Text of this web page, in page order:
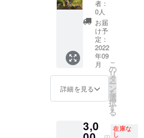
インス
タグラ
ムの
チェッ
クをお
願いい
たしま
す。
dotanb
a_noen
くりま
せん
か？ 備
考欄で
イニ
シャル
を教え
イニ
シャル
シェ
サイズ
は500円
玉より
少し大
きいく
らいで
す。 ＊
画像は
ジで
す。 ＊
作品の
ます。
返送
いただ
いた
ら、防
水加工
し、店
舗に使
わせて
いただ
封筒も
きま
す。 (有
効期
限：
オープ
ンから
１年間)
・壱岐
島ミラ
イハカ
ゾク農
園さん
の裏山
でキャ
ンプを
楽しみ
ましょ
る朝日
が最高
者：
0人
お届
け予
定：
2022
年09
月
詳細を見る
こ
の
リ
タ
ー
ン
を
選
択
す
る
3,0 在庫な
し